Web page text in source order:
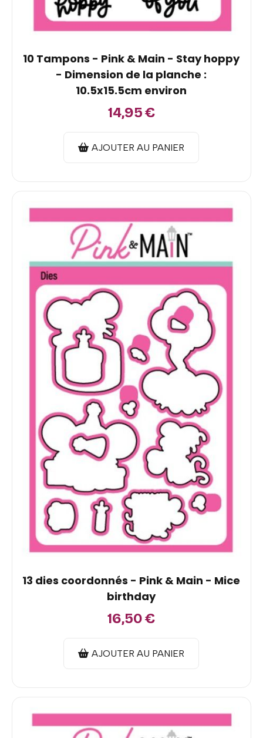
10 Tampons - Pink & Main - Stay hoppy
- Dimension de la planche :
10.5x15.5cm environ
14,95€
AJOUTER AU PANIER
13 dies coordonnés - Pink & Main - Mice
birthday
16,50€
AJOUTER AU PANIER